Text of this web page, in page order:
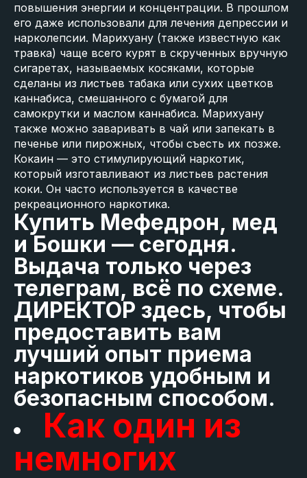
повышения энергии и концентрации. В прошлом
его даже использовали для лечения депрессии и
нарколепсии. Марихуану (также известную как
травка) чаще всего курят в скрученных вручную
сигаретах, называемых косяками, которые
сделаны из листьев табака или сухих цветков
каннабиса, смешанного с бумагой для
самокрутки и маслом каннабиса. Марихуану
также можно заваривать в чай или запекать в
печенье или пирожных, чтобы съесть их позже.
Кокаин — это стимулирующий наркотик,
который изготавливают из листьев растения
коки. Он часто используется в качестве
рекреационного наркотика.
Купить Мефедрон, мед
и Бошки — сегодня.
Выдача только через
телеграм, всё по схеме.
ДИРЕКТОР здесь, чтобы
предоставить вам
лучший опыт приема
наркотиков удобным и
безопасным способом.
Как один из
немногих